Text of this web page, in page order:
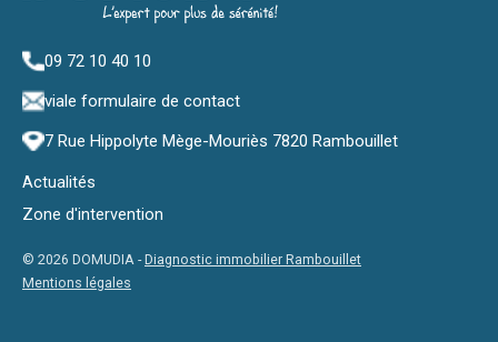
09 72 10 40 10
viale formulaire de contact
7 Rue Hippolyte Mège-Mouriès 7820 Rambouillet
Actualités
Zone d'intervention
© 2026 DOMUDIA -Diagnostic immobilier Rambouillet
Mentions légales